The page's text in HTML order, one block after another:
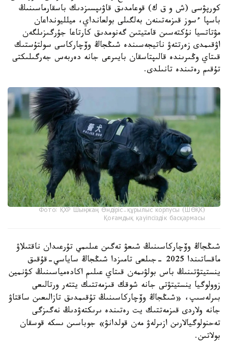
كورپۋسى (ش و ق ك) قوعامدىق قاۋىپسىزدىك باسقارماسىنىڭ
باسپا ءسوز قىزمەتىنەن بەلگىلى بولعانداي، ميلليونداعان
مۋتاتسيا نۇكتەسىن قامتيتىن گەنومدىق كارتاعا جۇرگىزىلگەن
اۋقىمدى زەرتتەۋ ناتيجەسىندە شىڭجاڭ وۆچاركاسى سولتۇستىك
قىتاي وڭىرىندە قالىپتاسقان بايىرعى جانە دەربەس جەرگىلىكتى
تۇقىم رەتىندە تانىلدى.
Фото: ҚХР Шыңжаң Өндіріс-құрылыс корпусы (ШӨҚК)
Қоғамдық қауіпсіздік басқармасы
شىڭجاڭ وۆچاركاسىنىڭ شىعۋ تەگىن عىلىمي تۇرعىدان ناقتىلاۋ
ماقساتىندا 2025 -جىلعى تامىزدا شىڭجاڭ ساياسي-قۇقىق
ينستيتۋتىنىڭ باس بولۋىمەن قىتاي عىلىم اكادەمياسىنىڭ كۋنمين
زوولوگيا ينستيتۋتى جانە شوقك قىزمەتتىك يتتەر ورتالىعى
بىرلەسىپ، «شىڭجاڭ وۆچاركاسىنىڭ تۇقىمدىق تازالىعىن ساقتاۋ
جانە ولاردى قىزمەتتىك يت رەتىندە ىرىكتەۋدىڭ نەگىزگى
تەحنولوگيالارىن ازىرلەۋ مەن قولدانۋ» جوباسىن ىسكە قوسقان
بولاتىن.